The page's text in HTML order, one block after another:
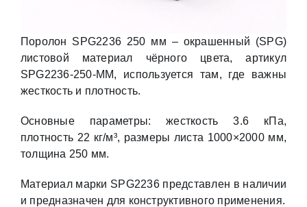
Поролон SPG2236 250 мм – окрашенный (SPG)
листовой материал чёрного цвета, артикул
SPG2236-250-MM, используется там, где важны
жесткость и плотность.
Основные параметры: жесткость 3.6 кПа,
плотность 22 кг/м³, размеры листа 1000×2000 мм,
толщина 250 мм.
Материал марки SPG2236 представлен в наличии
и предназначен для конструктивного применения.